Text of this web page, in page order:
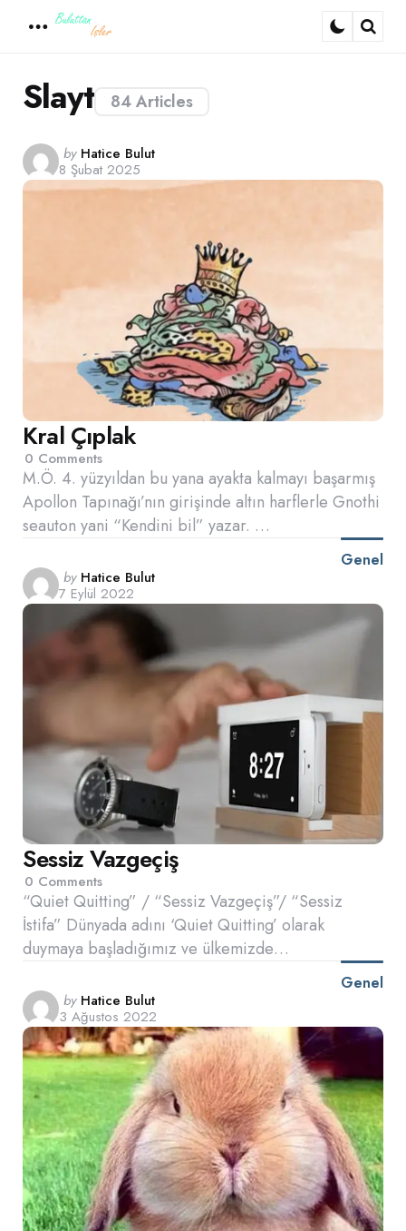
84 Articles
Slayt
Posted
by
by Hatice Bulut
8 Şubat 2025
Kral Çıplak
0 Comments
M.Ö. 4. yüzyıldan bu yana ayakta kalmayı başarmış
Apollon Tapınağı’nın girişinde altın harflerle Gnothi
seauton yani “Kendini bil” yazar. …
Genel
Posted
by
by Hatice Bulut
7 Eylül 2022
Sessiz Vazgeçiş
0 Comments
“Quiet Quitting” / “Sessiz Vazgeçiş”/ “Sessiz
İstifa” Dünyada adını ‘Quiet Quitting’ olarak
duymaya başladığımız ve ülkemizde…
Genel
Posted
by
by Hatice Bulut
3 Ağustos 2022